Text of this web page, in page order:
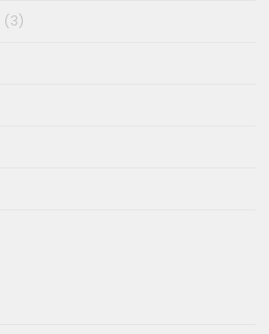
(3)